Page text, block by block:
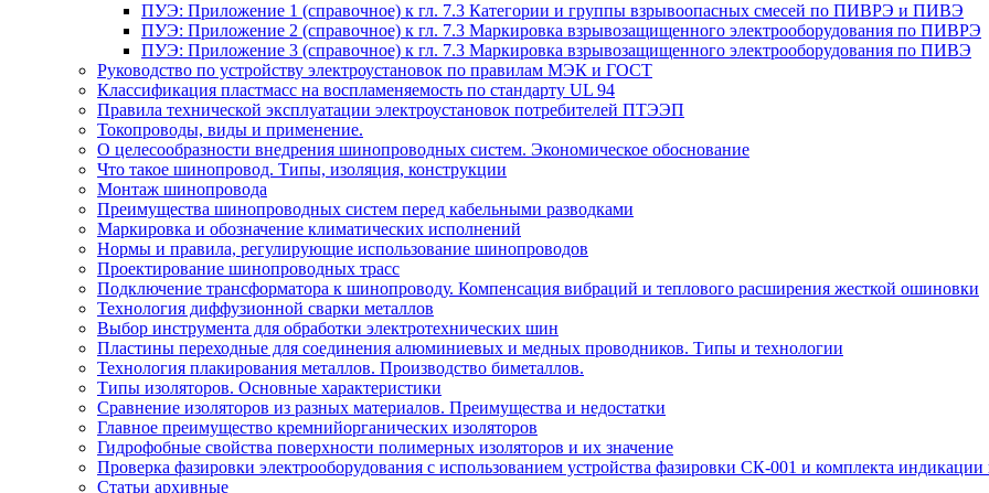
ПУЭ: Приложение 1 (справочное) к гл. 7.3 Категории и группы взрывоопасных смесей по ПИВРЭ и ПИВЭ
ПУЭ: Приложение 2 (справочное) к гл. 7.3 Маркировка взрывозащищенного электрооборудования по ПИВРЭ
ПУЭ: Приложение 3 (справочное) к гл. 7.3 Маркировка взрывозащищенного электрооборудования по ПИВЭ
Руководство по устройству электроустановок по правилам МЭК и ГОСТ
Классификация пластмасс на воспламеняемость по стандарту UL 94
Правила технической эксплуатации электроустановок потребителей ПТЭЭП
Токопроводы, виды и применение.
О целесообразности внедрения шинопроводных систем. Экономическое обоснование
Что такое шинопровод. Типы, изоляция, конструкции
Монтаж шинопровода
Преимущества шинопроводных систем перед кабельными разводками
Маркировка и обозначение климатических исполнений
Нормы и правила, регулирующие использование шинопроводов
Проектирование шинопроводных трасс
Подключение трансформатора к шинопроводу. Компенсация вибраций и теплового расширения жесткой ошиновки
Технология диффузионной сварки металлов
Выбор инструмента для обработки электротехнических шин
Пластины переходные для соединения алюминиевых и медных проводников. Типы и технологии
Технология плакирования металлов. Производство биметаллов.
Типы изоляторов. Основные характеристики
Сравнение изоляторов из разных материалов. Преимущества и недостатки
Главное преимущество кремнийорганических изоляторов
Гидрофобные свойства поверхности поли мерных изоляторов и их значение
Проверка фазировки электрооборудования с использованием устройства фазировки СК-001 и комплекта
Статьи архивные